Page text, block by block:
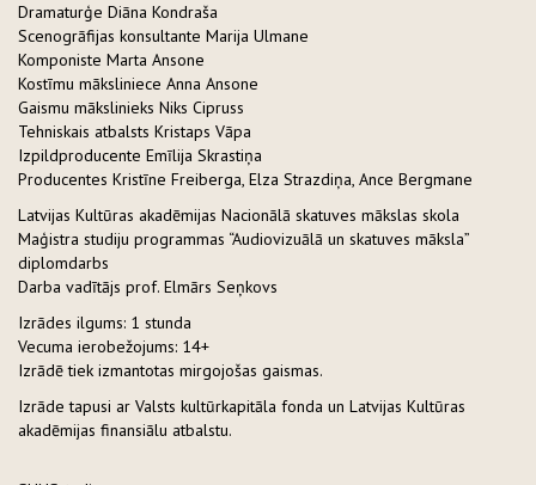
Dramaturģe Diāna Kondraša
Scenogrāfijas konsultante Marija Ulmane
Komponiste Marta Ansone
Kostīmu māksliniece Anna Ansone
Gaismu mākslinieks Niks Cipruss
Tehniskais atbalsts Kristaps Vāpa
Izpildproducente Emīlija Skrastiņa
Producentes Kristīne Freiberga, Elza Strazdiņa, Ance Bergmane
Latvijas Kultūras akadēmijas Nacionālā skatuves mākslas skola
Maģistra studiju programmas “Audiovizuālā un skatuves māksla”
diplomdarbs
Darba vadītājs prof. Elmārs Seņkovs
Izrādes ilgums: 1 stunda
Vecuma ierobežojums: 14+
Izrādē tiek izmantotas mirgojošas gaismas.
Izrāde tapusi ar Valsts kultūrkapitāla fonda un Latvijas Kultūras
akadēmijas finansiālu atbalstu.